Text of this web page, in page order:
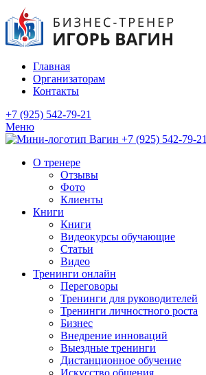
Главная
Организаторам
Контакты
+7 (925) 542-79-21
Меню
+7 (925) 542-79-21
О тренере
Отзывы
Фото
Клиенты
Книги
Книги
Видеокурсы обучающие
Статьи
Видео
Тренинги онлайн
Переговоры
Тренинги для руководителей
Тренинги личностного роста
Бизнес
Внедрение инноваций
Выездные тренинги
Дистанционное обучение
Искусство общения